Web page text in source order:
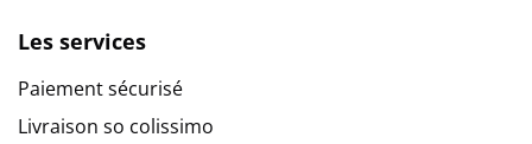
Les services
Paiement sécurisé
Livraison so colissimo